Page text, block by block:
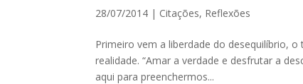
28/07/2014 | Citações, Reflexões
Primeiro vem a liberdade do desequilíbrio,
realidade. “Amar a verdade e desfrutar a
aqui para preenchermos...